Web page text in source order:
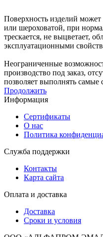
Поверхность изделий
или шероховатой, при
трескается, не выцветает,
эксплуатационными
Неограниченные
производство под заказ,
позволяет выполнять самые
Продолжить
Информация
Сертификаты
О нас
Политика
Служба поддержки
Контакты
Карта сайта
Оплата и доставка
Доставка
Сроки и условия